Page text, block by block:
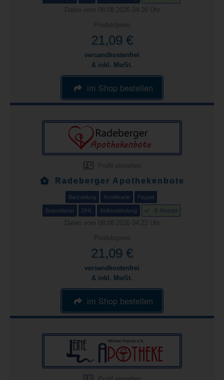
Daten vom 08.08.2026 04:26 Uhr
Produktpreis
21,09 €
versandkostenfrei
& inkl. MwSt.
im Shop bestellen
Profil einsehen
Radeberger Apothekenbote
Barzahlung Kreditkarte Paypal
Botendienst DHL Selbstabholung E-Rezept
Daten vom 08.08.2026 04:22 Uhr
Produktpreis
21,09 €
versandkostenfrei
& inkl. MwSt.
im Shop bestellen